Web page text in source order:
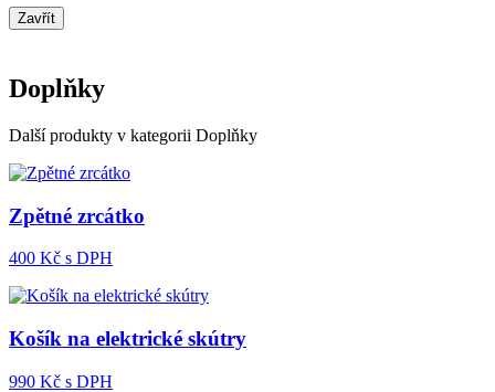
Zavřít
Doplňky
Další produkty v kategorii Doplňky
Zpětné zrcátko
400 Kč s DPH
Košík na elektrické skútry
990 Kč s DPH